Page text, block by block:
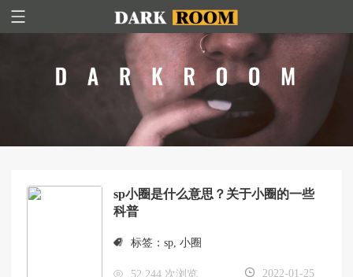
sp小圈是什么意思？关于小圈的一些
科普
标签：sp,小圈
52,244 次浏览 2022-01-25